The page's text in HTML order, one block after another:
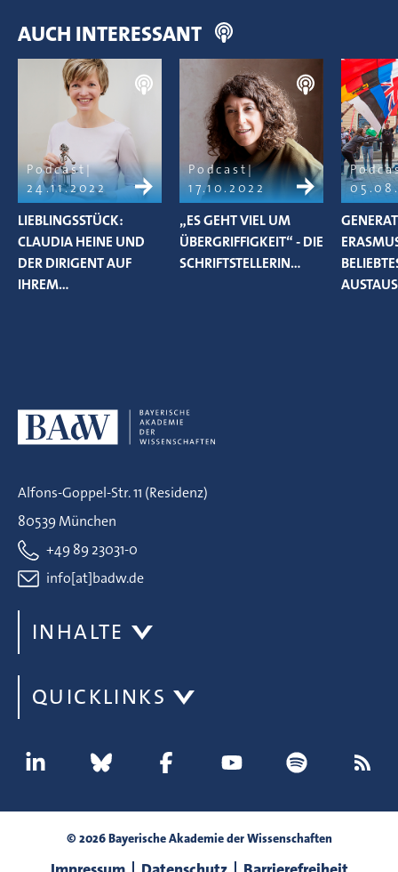
AUCH INTERESSANT
Podcast
24.11.2022
LIEBLINGSSTÜCK:
CLAUDIA HEINE UND
DER DIRIGENT AUF
IHREM…
Podcast
17.10.2022
„ES GEHT VIEL UM
ÜBERGRIFFIGKEIT“ - DIE
SCHRIFTSTELLERIN…
Alfons-Goppel-Str. 11 (Residenz)
80539 München
+49 89 23031-0
info[at]badw.de
INHALTE
QUICKLINKS
© 2026 Bayerische Akademie der Wissenschaften